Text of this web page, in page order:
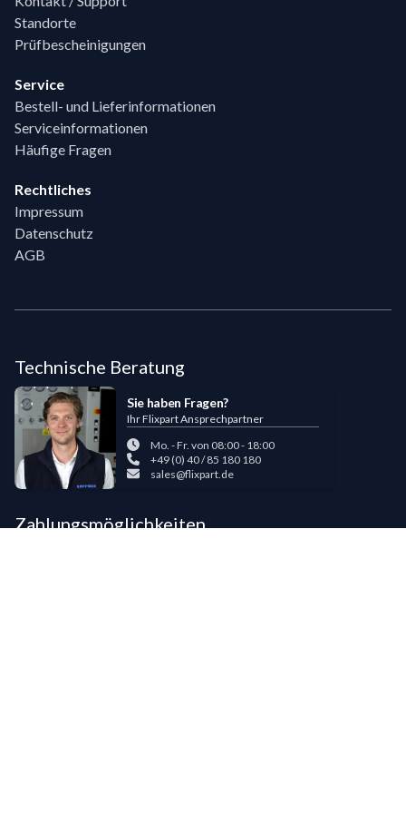
Standorte
Prüfbescheinigungen
Service
Bestell- und Lieferinformationen
Serviceinformationen
Häufige Fragen
Rechtliches
Impressum
Datenschutz
AGB
Technische Beratung
Sie haben Fragen?
Ihr Flixpart Ansprechpartner
Mo. - Fr. von 08:00 - 18:00
+49 (0) 40 / 85 180 180
sales@flixpart.de
Zahlungsmöglichkeiten